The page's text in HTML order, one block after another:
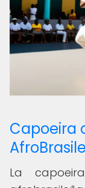
Capoeira
La